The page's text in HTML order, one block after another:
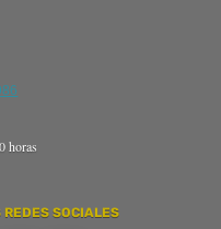
horas
SOCIALES